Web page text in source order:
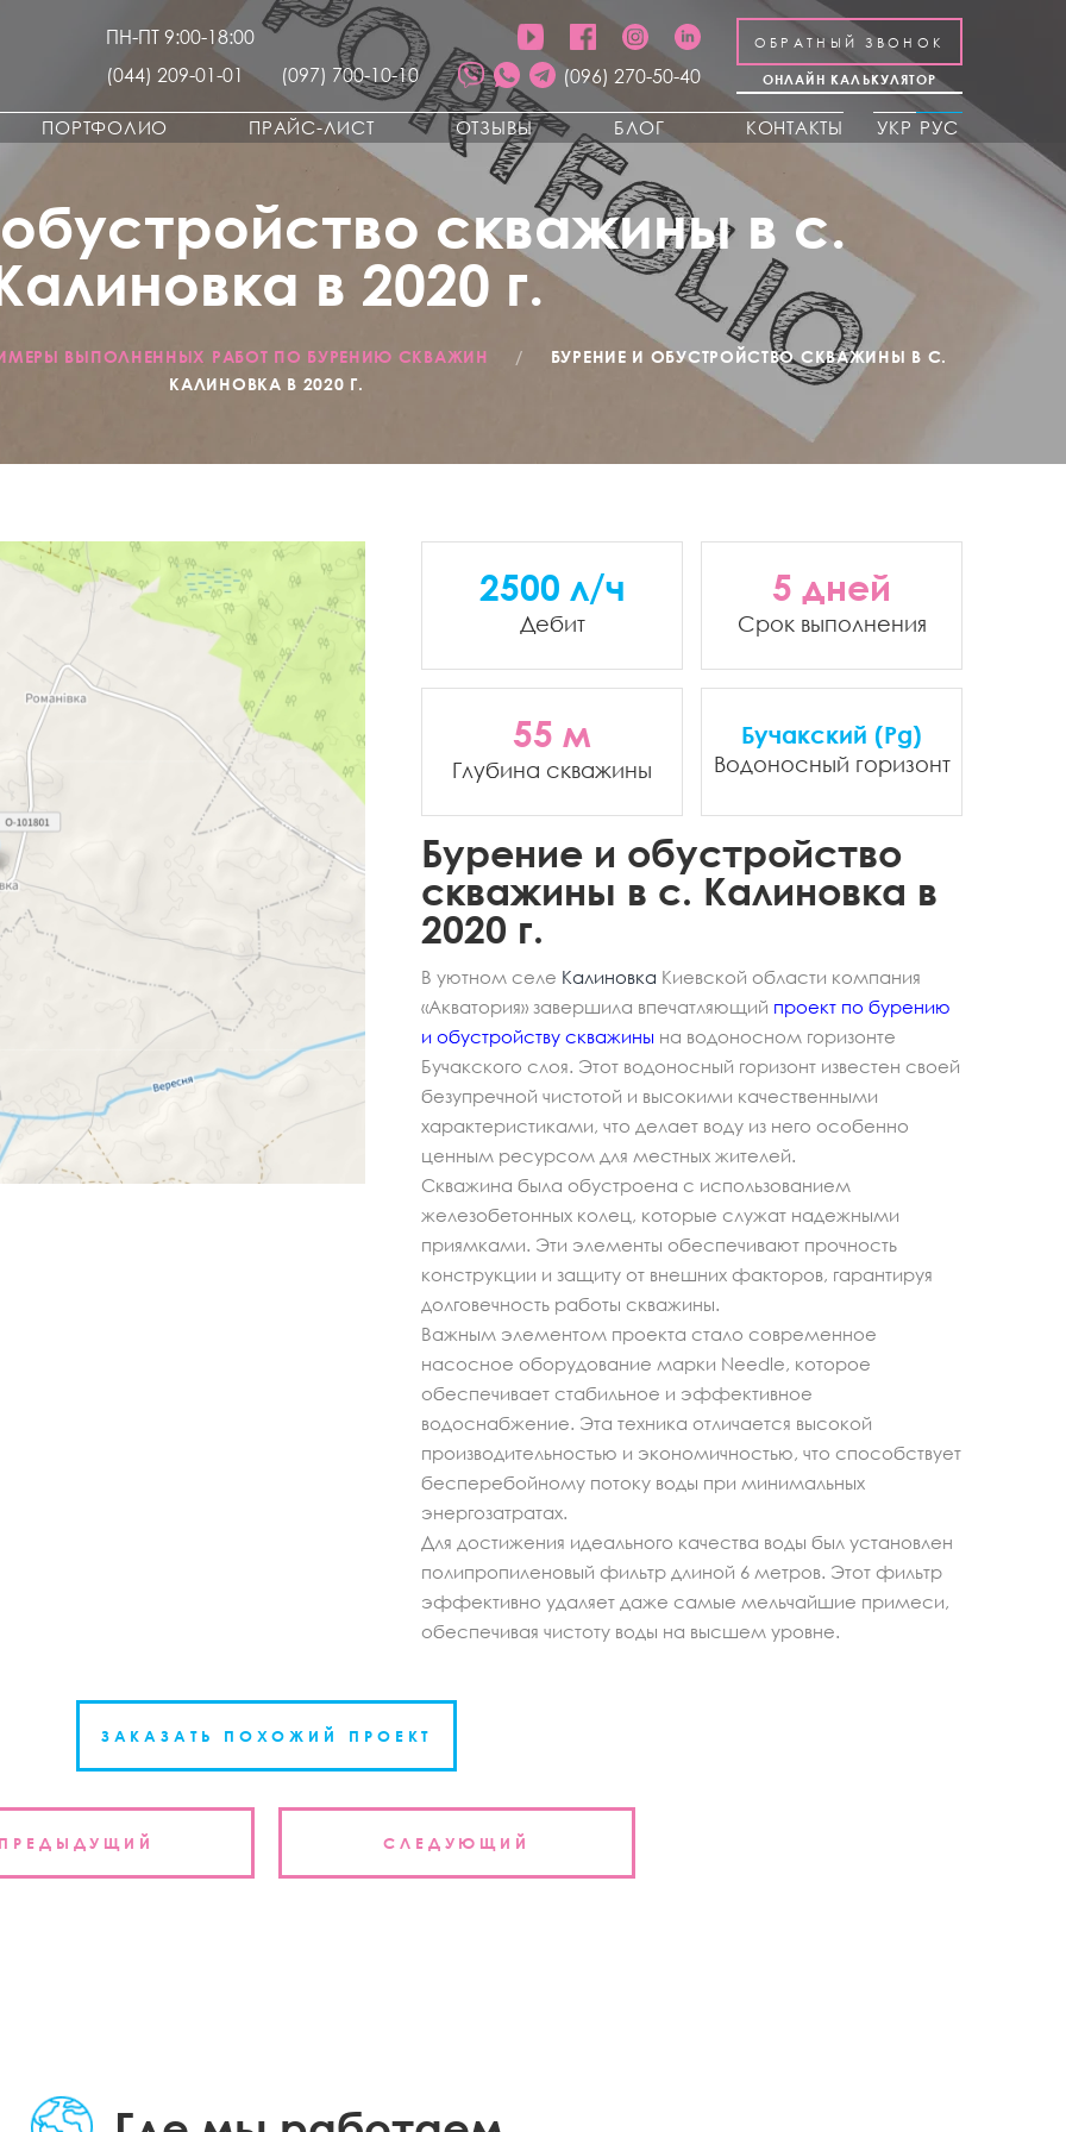
ПН-ПТ 9:00-18:00
(044) 209-01-01
(097) 700-10-10 (096) 270-50-40
ОБРАТНЫЙ ЗВОНОК
ОНЛАЙН КАЛЬКУЛЯТОР
ПОРТФОЛИО ПРАЙС-ЛИСТ ОТЗЫВЫ БЛОГ КОНТАКТЫ УКР РУС
скважины в с.
в 2020 г.
ВЫПОЛНЕННЫХ РАБОТ ПО БУРЕНИЮ СКВАЖИН /
БУРЕНИЕ И ОБУСТРОЙСТВО СКВАЖИНЫ В С.
КАЛИНОВКА В 2020 Г.
Бурение и обустройство
скважины в с. Калиновка в
2020 г.
В уютном селе Калиновка Киевской области компания
«Акватория» завершила впечатляющий проект по бурению
и обустройству скважины на водоносном горизонте
Бучакского слоя. Этот водоносный горизонт известен своей
безупречной чистотой и высокими качественными
характеристиками, что делает воду из него особенно
ценным ресурсом для местных жителей.
Скважина была обустроена с использованием
железобетонных колец, которые служат надежными
приямками. Эти элементы обеспечивают прочность
конструкции и защиту от внешних факторов, гарантируя
долговечность работы скважины.
Важным элементом проекта стало современное
насосное оборудование марки Needle, которое
обеспечивает стабильное и эффективное
водоснабжение. Эта техника отличается высокой
производительностью и экономичностью, что способствует
бесперебойному потоку воды при минимальных
энергозатратах.
Для достижения идеального качества воды был установлен
полипропиленовый фильтр длиной 6 метров. Этот фильтр
эффективно удаляет даже самые мельчайшие примеси,
обеспечивая чистоту воды на высшем уровне.
2500 л/ч
Дебит
5 дней
Срок выполнения
55 м
Глубина скважины
Бучакский (Pg)
Водоносный горизонт
ЗАКАЗАТЬ ПОХОЖИЙ ПРОЕКТ
СЛЕДУЮЩИЙ